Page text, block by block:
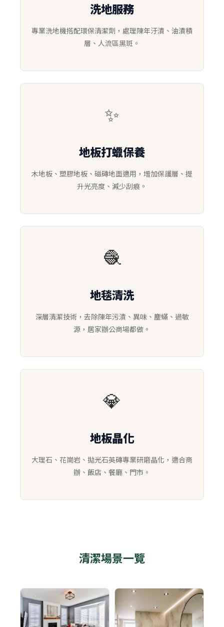
洗地服務
專業洗地機搭配環保清潔劑，處理陳年汙漬、油漬積
層、人流區黑斑。
✨
地板打蠟保養
木地板、塑膠地板、磁磚地面適用，增加保護層、提
升光亮度、減少刮痕。
🧶
地毯清洗
深層清潔技術，去除陳年污漬、異味、塵蟎、過敏
源，居家辦公商場都做。
💎
地板晶化
大理石、花崗岩、拋光石英磚專業研磨晶化，適合商
辦、飯店、餐廳、門市。
清潔場景一覽